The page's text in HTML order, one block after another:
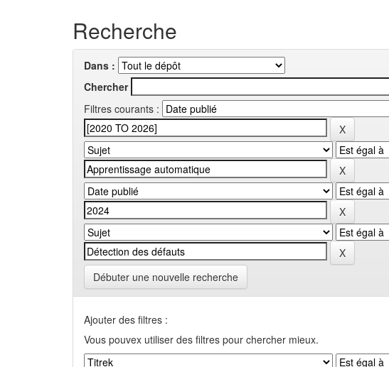
Recherche
Dans :
Chercher
Filtres courants :
Débuter une nouvelle recherche
Ajouter des filtres :
Vous pouvex utiliser des filtres pour chercher mieux.